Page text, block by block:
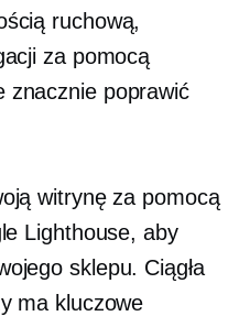
ruchową,
za pomocą
znacznie poprawić
witrynę za pomocą
Lighthouse, aby
sklepu. Ciągła
ma kluczowe